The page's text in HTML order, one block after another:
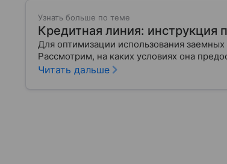
Узнать больше по теме
Кредитная линия: инструкция
Для оптимизации использования
Рассмотрим, на каких условиях она
Читать дальше